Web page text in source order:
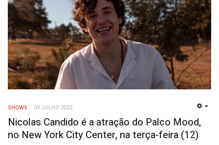
SHOWS 04 JULHO 2022
Nicolas Candido é a atração do Palco Mood,
no New York City Center, na terça-feira (12)